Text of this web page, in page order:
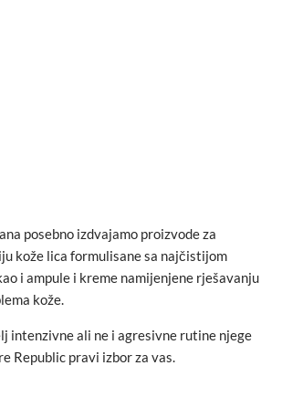
posebno izdvajamo proizvode za
kože lica formulisane sa najčistijom
i ampule i kreme namijenjene rješavanju
kože.
intenzivne ali ne i agresivne rutine njege
Republic pravi izbor za vas.